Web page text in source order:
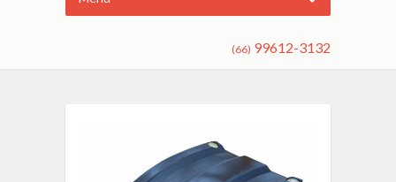
(66) 99612-3132